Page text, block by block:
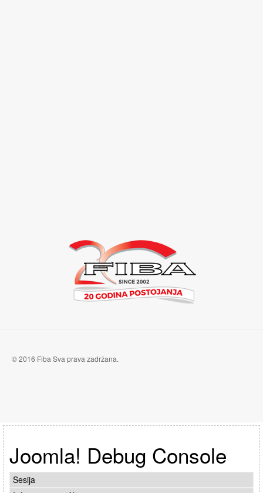
© 2016 Fiba Sva prava zadržana.
Joomla! Debug Console
Sesija